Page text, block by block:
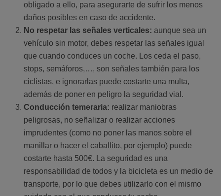
obligado a ello, para asegurarte de sufrir los menos
daños posibles en caso de accidente.
No respetar las señales verticales: aunque sea un
vehículo sin motor, debes respetar las señales igual
que cuando conduces un coche. Los ceda el paso,
stops, semáforos,…, son señales también para los
ciclistas, e ignorarlas puede costarte una multa,
además de poner en peligro la seguridad vial.
Conducción temeraria: realizar maniobras
peligrosas, no señalizar o realizar acciones
imprudentes (como no poner las manos sobre el
manillar o hacer el caballito, por ejemplo) puede
costarte hasta 500€. La seguridad es una
responsabilidad de todos y la bicicleta es un medio de
transporte, por lo que debes utilizarlo con el mismo